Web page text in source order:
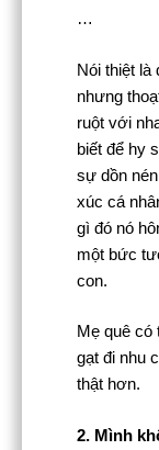
…
Nói thiệt là
nhưng
ruột với
biết để hy
sự dồn
xúc cá
gì đó nó
một bức
con.
Mẹ quê có
gạt đi nhu
thật hơn.
2. Mình